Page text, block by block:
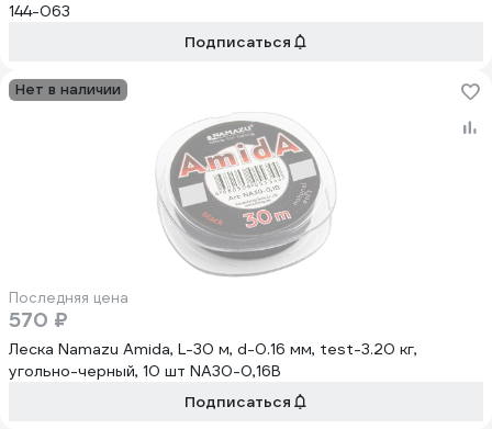
144-063
Подписаться
Нет в наличии
Последняя цена
570 ₽
Леска Namazu Amida, L-30 м, d-0.16 мм, test-3.20 кг,
угольно-черный, 10 шт NA30-0,16B
Подписаться